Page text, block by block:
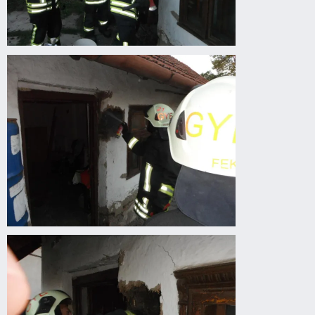
Vaddarazsak
épületbe
fészkeltek
Vaddarazsak
épületbe
fészkeltek